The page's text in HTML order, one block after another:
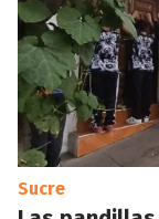
Sucre